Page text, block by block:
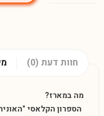
חוות דעת (0)
מה במארז?
הספרון הקלאסי